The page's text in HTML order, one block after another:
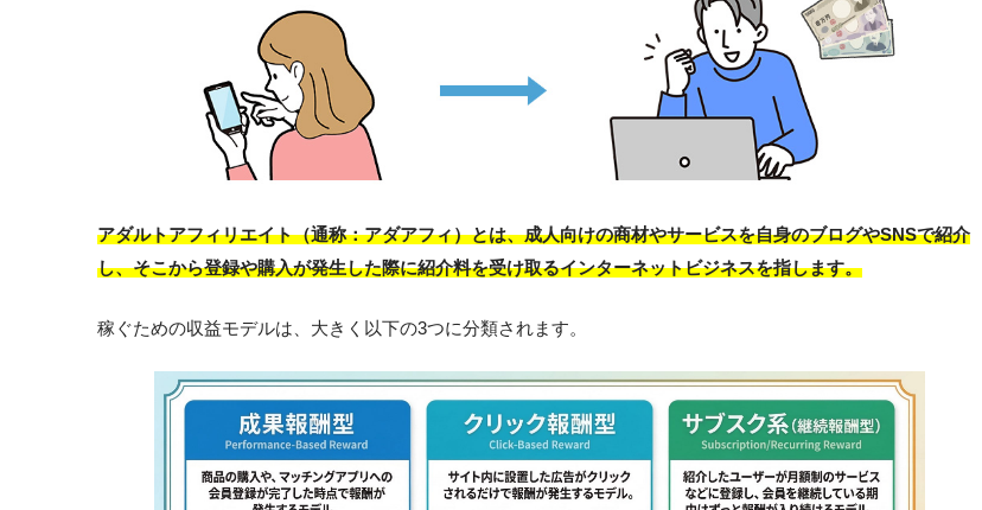
アダルトアフィリエイト（通称：アダアフィ）とは、成人向けの商材やサービスを自身のブログやSNSで紹介
し、そこから登録や購入が発生した際に紹介料を受け取るインターネットビジネスを指します。
稼ぐための収益モデルは、大きく以下の3つに分類されます。